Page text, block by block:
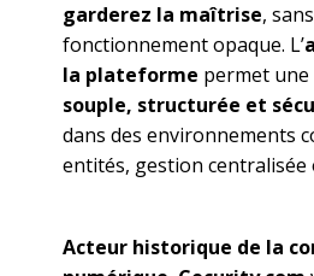
garderez la maîtrise,
fonctionnement opaque. L’
la plateforme permet une
souple, structurée et
dans des environnements
entités, gestion centralisée
Acteur historique de la